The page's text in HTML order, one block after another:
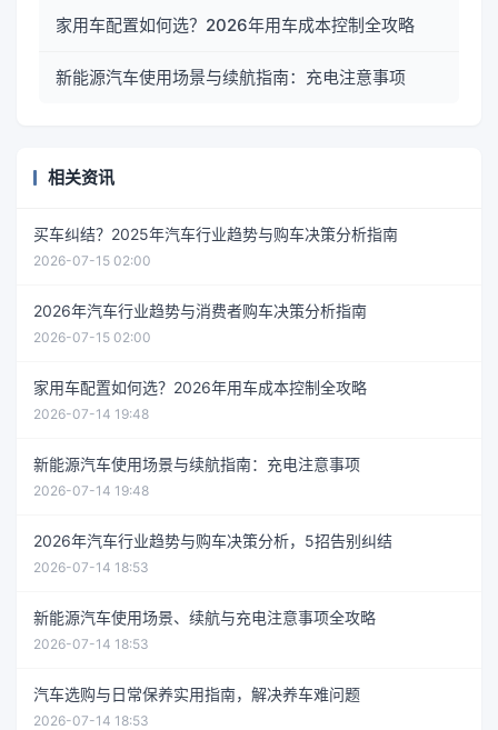
家用车配置如何选？2026年用车成本控制全攻略
新能源汽车使用场景与续航指南：充电注意事项
相关资讯
买车纠结？2025年汽车行业趋势与购车决策分析指南
2026-07-15 02:00
2026年汽车行业趋势与消费者购车决策分析指南
2026-07-15 02:00
家用车配置如何选？2026年用车成本控制全攻略
2026-07-14 19:48
新能源汽车使用场景与续航指南：充电注意事项
2026-07-14 19:48
2026年汽车行业趋势与购车决策分析，5招告别纠结
2026-07-14 18:53
新能源汽车使用场景、续航与充电注意事项全攻略
2026-07-14 18:53
汽车选购与日常保养实用指南，解决养车难问题
2026-07-14 18:53